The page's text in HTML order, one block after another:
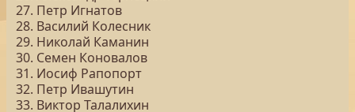
27. Петр Игнатов
28. Василий Колесник
29. Николай Каманин
30. Семен Коновалов
31. Иосиф Рапопорт
32. Петр Ивашутин
33. Виктор Талалихин